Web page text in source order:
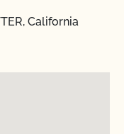
California